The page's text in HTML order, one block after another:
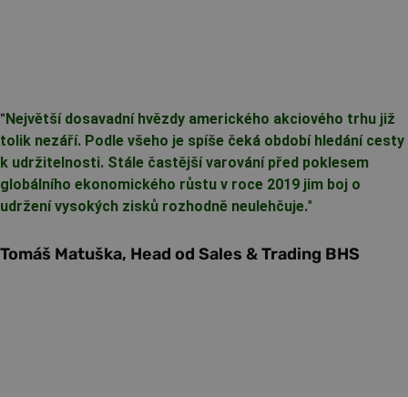
" Největší dosavadní hvězdy amerického akciového trhu již
tolik nezáří. Podle všeho je spíše čeká období hledání cesty
k udržitelnosti. Stále častější varování před poklesem
globálního ekonomického růstu v roce 2019 jim boj o
udržení vysokých zisků rozhodně neulehčuje."
Tomáš Matuška, Head od Sales & Trading BHS